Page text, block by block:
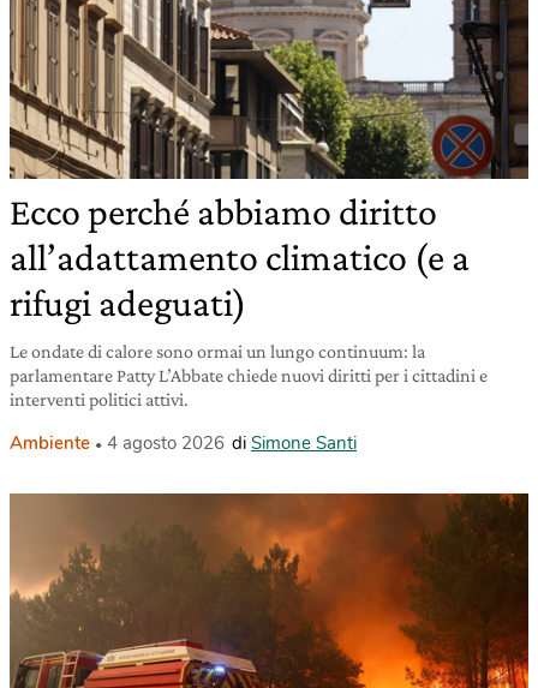
Ecco perché abbiamo diritto
all’adattamento climatico (e a
rifugi adeguati)
Le ondate di calore sono ormai un lungo continuum: la
parlamentare Patty L’Abbate chiede nuovi diritti per i cittadini e
interventi politici attivi.
Ambiente 4 agosto 2026 di Simone Santi